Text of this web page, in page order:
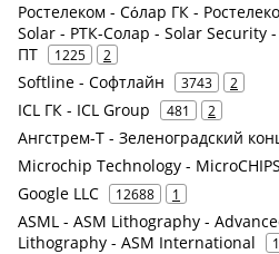
Ростелеком - Сόлар ГК -
Solar - РТК-Солар - Solar Security
ПТ
1225 2
Softline - Софтлайн 3743 2
ICL ГК - ICL Group 481 2
Ангстрем-Т - Зеленоградский
Microchip Technology - MicroCHIPS
Google LLC 12688 1
ASML - ASM Lithography -
Lithography - ASM International